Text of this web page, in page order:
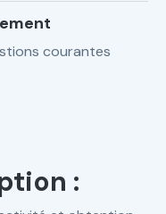
courantes
: